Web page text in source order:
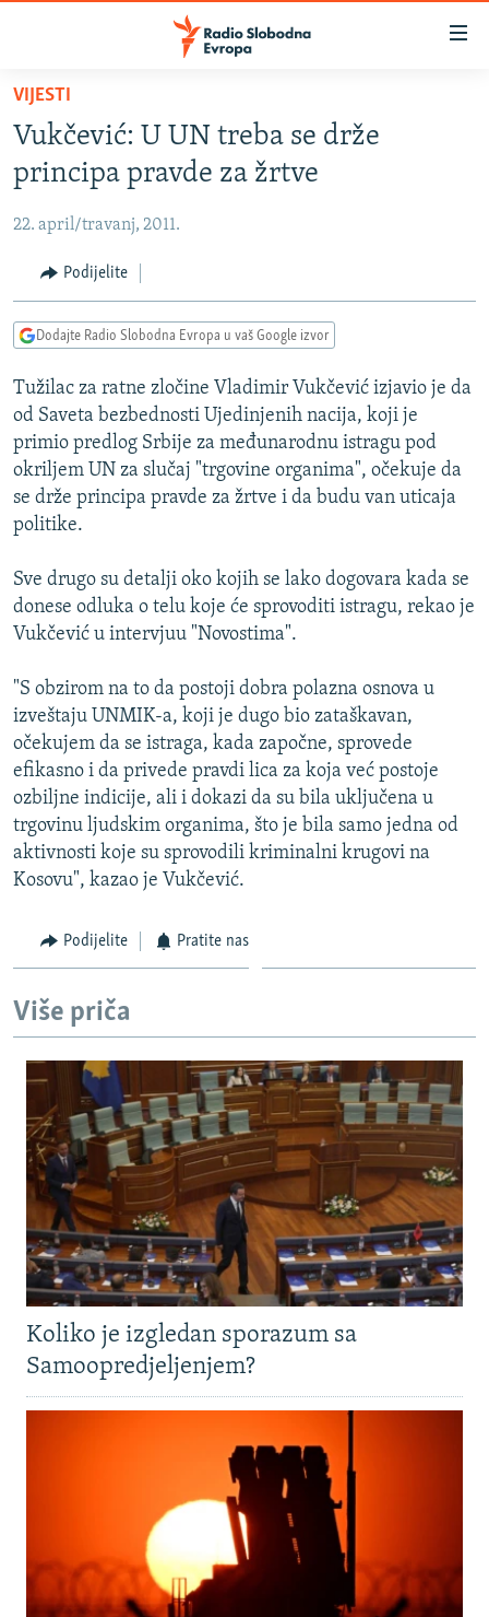
Pređite
glavni
sadržaj
Pređite
na
navigaciju
Pređite
na
VIJESTI
BOSNA I HERCEGOVINA
SRBIJA
KOSOVO
CRNA GORA
VIDEO
FOTOGALERIJE
INFOGRAFIKE
PODCASTI
RAT U UKRAJINI
KINA NA BALKANU
RSE PRIČE IZ SVIJETA
ISPRIČAJ MI
SPECIJALI RSE
VIŠE OD NASLOVA
POPLAVE I KLIZIŠTA U BIH 2024.
TV LIBERTY
POST SCRIPTUM
MOJA EVROPA
TRI DECENIJE OD RATA U BIH
NASTANAK I RASPAD JUGOSLAVIJE
Sve RFE/RL stranice
VIJESTI
Vukčević: U UN treba se drže
principa pravde za žrtve
22. april/travanj, 2011.
Podijelite
Dodajte Radio Slobodna Evropa u vaš Google izvor
Tužilac za ratne zločine Vladimir Vukčević izjavio je da
od Saveta bezbednosti Ujedinjenih nacija, koji je
primio predlog Srbije za međunarodnu istragu pod
okriljem UN za slučaj "trgovine organima", očekuje da
se drže principa pravde za žrtve i da budu van uticaja
politike.
Sve drugo su detalji oko kojih se lako dogovara kada se
donese odluka o telu koje će sprovoditi istragu, rekao je
Vukčević u intervjuu "Novostima".
"S obzirom na to da postoji dobra polazna osnova u
izveštaju UNMIK-a, koji je dugo bio zataškavan,
očekujem da se istraga, kada započne, sprovede
efikasno i da privede pravdi lica za koja već postoje
ozbiljne indicije, ali i dokazi da su bila uključena u
trgovinu ljudskim organima, što je bila samo jedna od
aktivnosti koje su sprovodili kriminalni krugovi na
Kosovu", kazao je Vukčević.
Podijelite Pratite nas
Više priča
Koliko je izgledan sporazum sa
Samoopredjeljenjem?